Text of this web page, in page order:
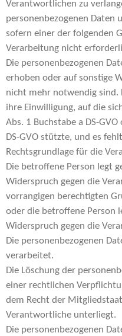
Verantwortlichen zu
personenbezogenen Daten
sofern einer der folgenden
Verarbeitung nicht
Die personenbezogenen
erhoben oder auf sonstige
nicht mehr notwendig sind.
ihre Einwilligung, auf die
Abs. 1 Buchstabe a DS-
DS-GVO stützte, und es
Rechtsgrundlage für die
Die betroffene Person legt
Widerspruch gegen die
vorrangigen berechtigten
oder die betroffene Person
Widerspruch gegen die
Die personenbezogenen
verarbeitet.
Die Löschung der
einer rechtlichen
dem Recht der
Verantwortliche unterliegt.
Die personenbezogenen